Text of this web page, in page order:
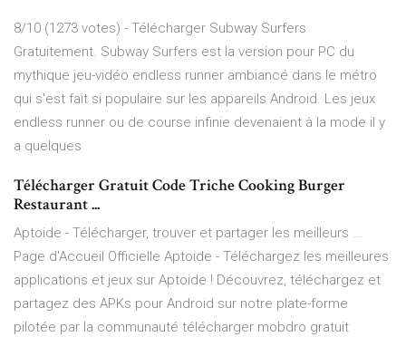
8/10 (1273 votes) - Télécharger Subway Surfers
Gratuitement. Subway Surfers est la version pour PC du
mythique jeu-vidéo endless runner ambiancé dans le métro
qui s'est fait si populaire sur les appareils Android. Les jeux
endless runner ou de course infinie devenaient à la mode il y
a quelques
Télécharger Gratuit Code Triche Cooking Burger
Restaurant ...
Aptoide - Télécharger, trouver et partager les meilleurs ...
Page d'Accueil Officielle Aptoide - Téléchargez les meilleures
applications et jeux sur Aptoide ! Découvrez, téléchargez et
partagez des APKs pour Android sur notre plate-forme
pilotée par la communauté télécharger mobdro gratuit